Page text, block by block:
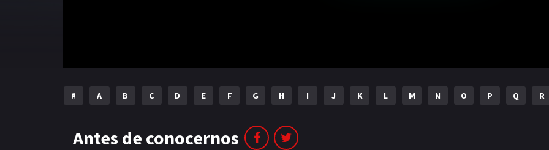
# A B C D E F G H I J K L M N O P Q R
Antes de conocernos